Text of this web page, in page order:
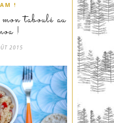
!
taboulé au
!
2015